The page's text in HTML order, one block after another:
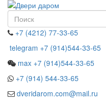
+7 (4212) 77-33-65
telegram +7 (914)544-33-65
max +7 (914)544-33-65
+7 (914) 544-33-65
dveridarom.com@mail.ru